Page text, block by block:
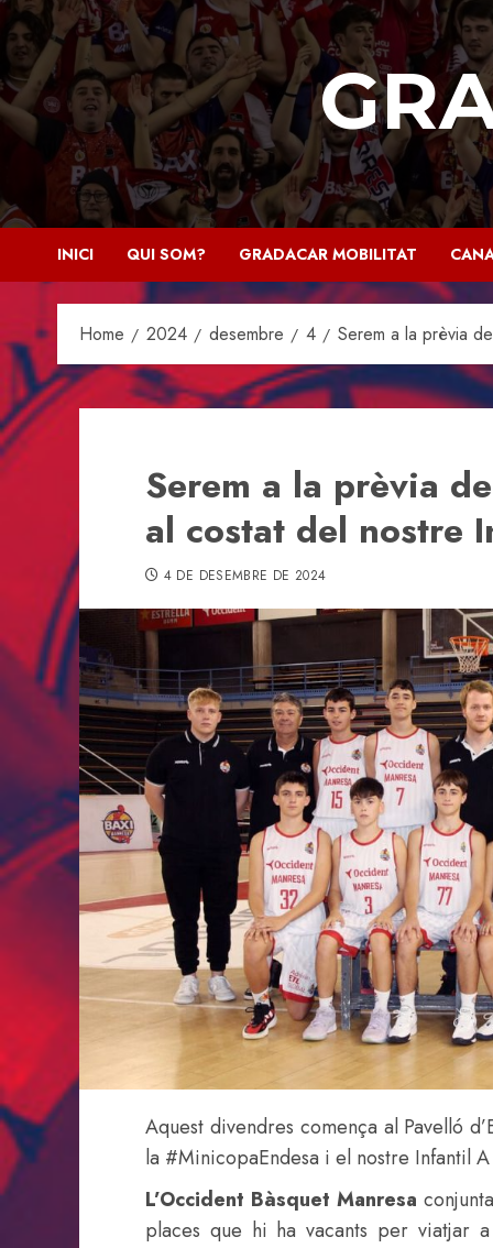
Skip
to
content
INICI QUI SOM? GRADACAR MOBILITAT
Home 2024 desembre 4 Serem a la prèvia
Serem a la prèvia
al costat del nostre
4 DE DESEMBRE DE 2024
Aquest divendres comença al Pavelló
la #MinicopaEndesa i el nostre Infantil
L’Occident Bàsquet Manresa
places que hi ha vacants per viatjar